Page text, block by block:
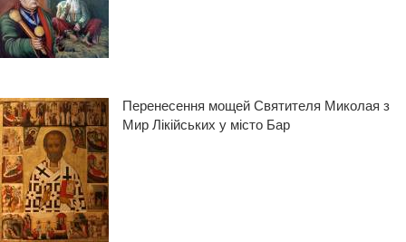
Перенесення мощей Святителя Миколая з
Мир Лікійських у місто Бар